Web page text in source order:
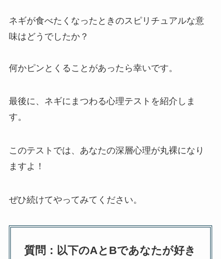
ネギが食べたくなったときのスピリチュアルな意
味はどうでしたか？
何かピンとくることがあったら幸いです。
最後に、ネギにまつわる心理テストを紹介しま
す。
このテストでは、あなたの深層心理が丸裸になり
ますよ！
ぜひ続けてやってみてください。
質問：以下のAとBであなたが好き